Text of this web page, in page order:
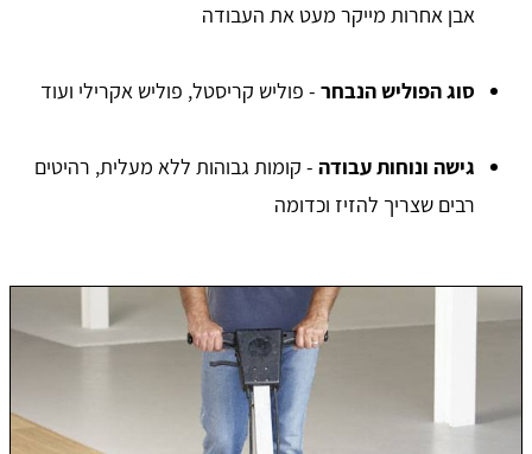
אבן אחרות מייקר מעט את העבודה
סוג הפוליש הנבחר - פוליש קריסטל, פוליש אקרילי ועוד
גישה ונוחות עבודה - קומות גבוהות ללא מעלית, רהיטים
רבים שצריך להזיז וכדומה